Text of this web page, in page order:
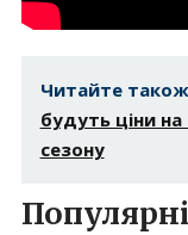
Читайте
будуть ціни
сезону